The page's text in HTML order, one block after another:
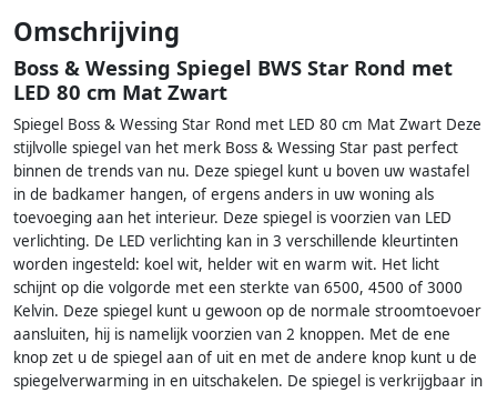
Omschrijving
Boss & Wessing Spiegel BWS Star Rond met
LED 80 cm Mat Zwart
Spiegel Boss & Wessing Star Rond met LED 80 cm Mat Zwart Deze
stijlvolle spiegel van het merk Boss & Wessing Star past perfect
binnen de trends van nu. Deze spiegel kunt u boven uw wastafel
in de badkamer hangen, of ergens anders in uw woning als
toevoeging aan het interieur. Deze spiegel is voorzien van LED
verlichting. De LED verlichting kan in 3 verschillende kleurtinten
worden ingesteld: koel wit, helder wit en warm wit. Het licht
schijnt op die volgorde met een sterkte van 6500, 4500 of 3000
Kelvin. Deze spiegel kunt u gewoon op de normale stroomtoevoer
aansluiten, hij is namelijk voorzien van 2 knoppen. Met de ene
knop zet u de spiegel aan of uit en met de andere knop kunt u de
spiegelverwarming in en uitschakelen. De spiegel is verkrijgbaar in